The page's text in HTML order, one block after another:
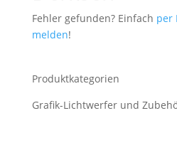
Fehler gefunden? Einfach per
melden!
Produktkategorien
Grafik-Lichtwerfer und